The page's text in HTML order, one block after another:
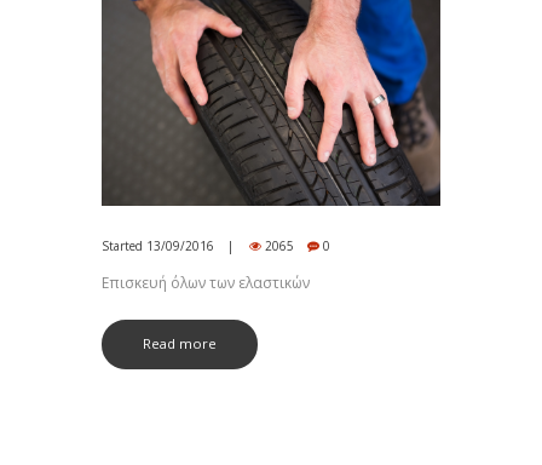
Started 13/09/2016 2065 0
Επισκευή όλων των ελαστικών
Read more